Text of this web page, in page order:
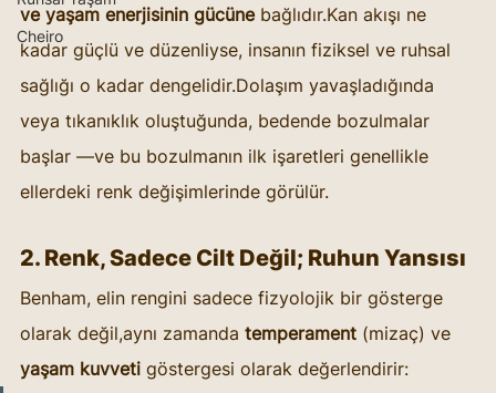
Cheiro
ve yaşam enerjisinin gücüne bağlıdır.Kan akışı ne
kadar güçlü ve düzenliyse, insanın fiziksel ve ruhsal
sağlığı o kadar dengelidir.Dolaşım yavaşladığında
veya tıkanıklık oluştuğunda, bedende bozulmalar
başlar —ve bu bozulmanın ilk işaretleri genellikle
ellerdeki renk değişimlerinde görülür.
2. Renk, Sadece Cilt Değil; Ruhun Yansısı
Benham, elin rengini sadece fizyolojik bir gösterge
olarak değil,aynı zamanda temperament (mizaç) ve
yaşam kuvveti göstergesi olarak değerlendirir: